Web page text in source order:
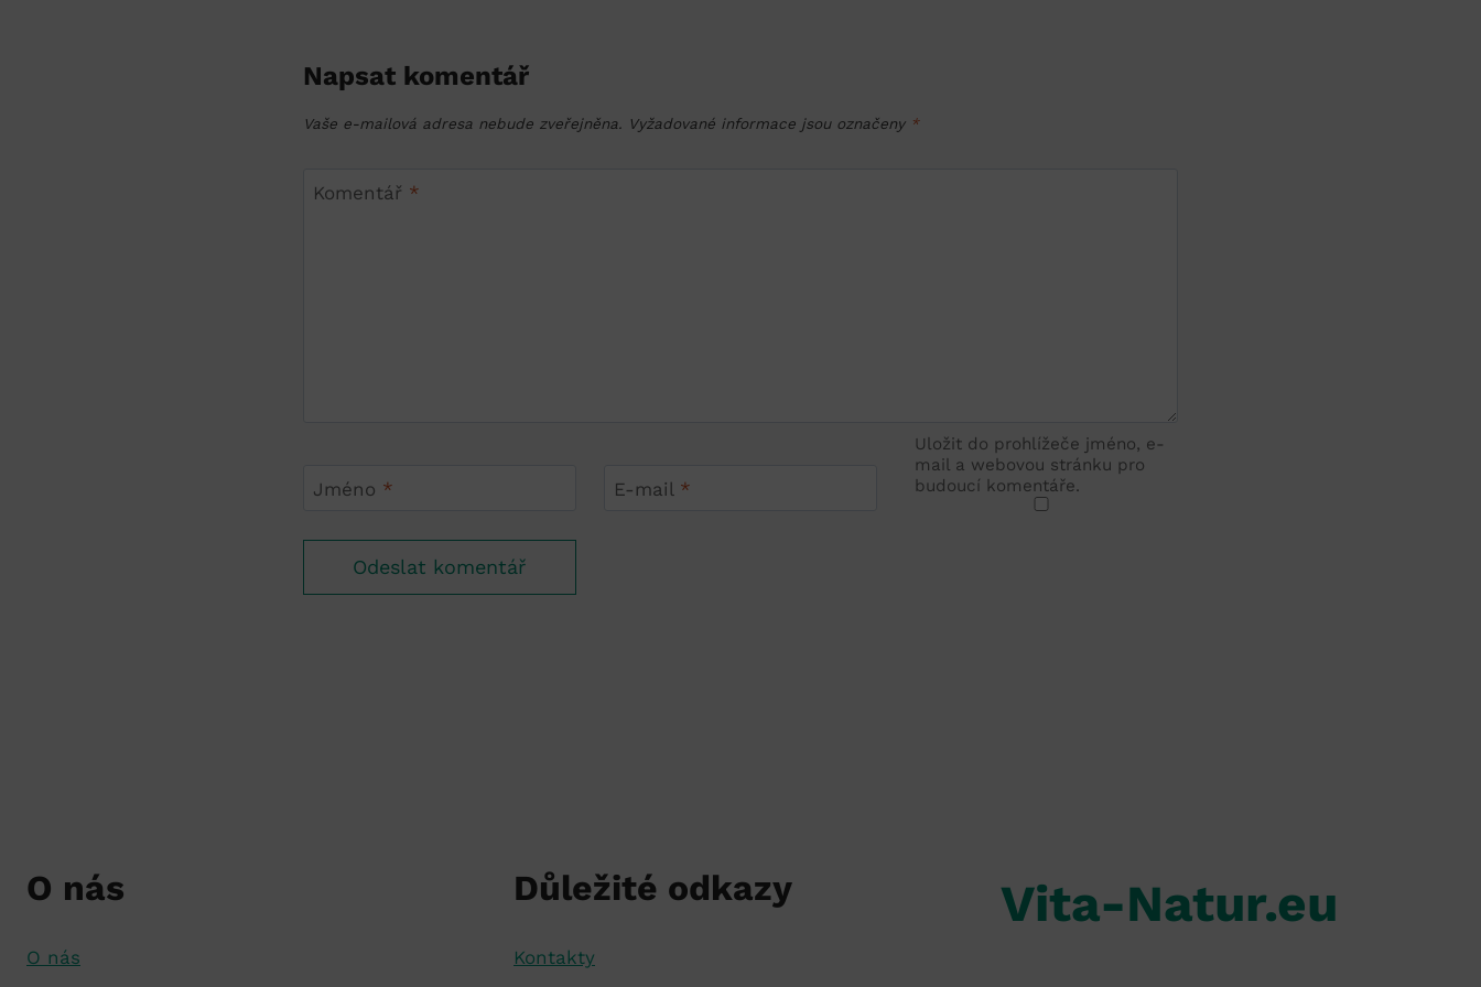
Napsat komentář
Vaše e-mailová adresa nebude zveřejněna. Vyžadované informace jsou označeny *
Komentář *
Jméno * E-mail *
Uložit do prohlížeče jméno, e-
mail a webovou stránku pro
budoucí komentáře.
O nás
O nás
Důležité odkazy
Kontakty
Vita-Natur.eu